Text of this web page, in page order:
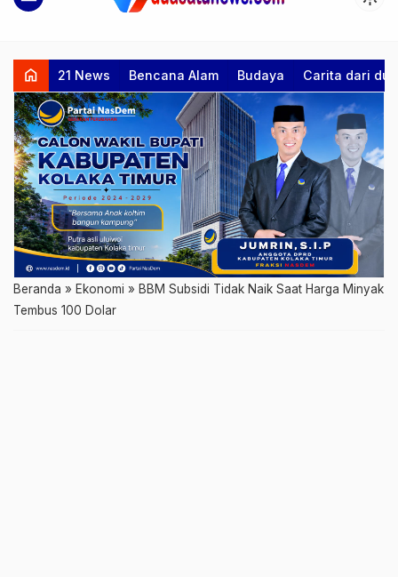
home 21 News Bencana Alam Budaya Carita dari
Beranda » Ekonomi » BBM Subsidi Tidak Naik Saat Harga Minyak
Tembus 100 Dolar